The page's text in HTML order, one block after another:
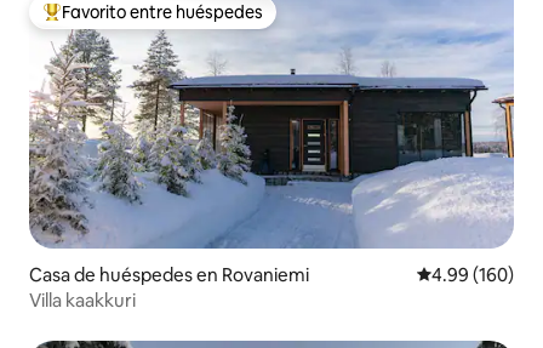
Favorito entre huéspedes preferido
Favorito entre huéspedes
Casa de huéspedes en Rovaniemi Calificación
4.99 (160)
Villa kaakkuri